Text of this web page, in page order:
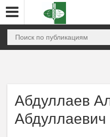
Абдуллаев
Абдуллаевич